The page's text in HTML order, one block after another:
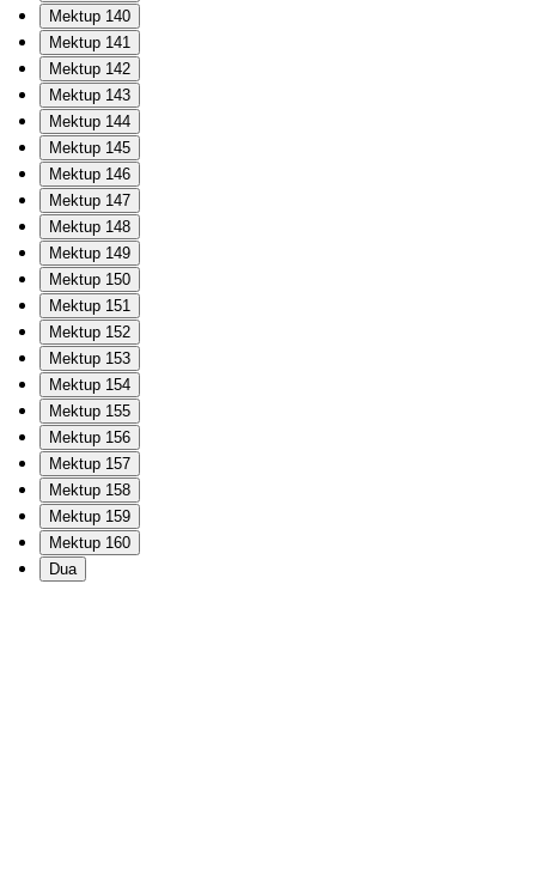
Mektup 140
Mektup 141
Mektup 142
Mektup 143
Mektup 144
Mektup 145
Mektup 146
Mektup 147
Mektup 148
Mektup 149
Mektup 150
Mektup 151
Mektup 152
Mektup 153
Mektup 154
Mektup 155
Mektup 156
Mektup 157
Mektup 158
Mektup 159
Mektup 160
Dua